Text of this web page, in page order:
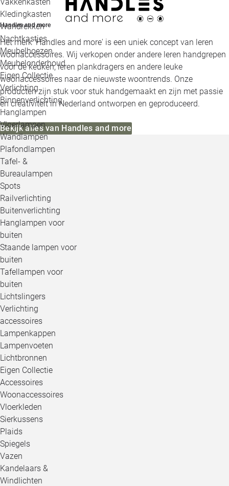
Kledingkasten
Wandrekken
Nachtkastjes
Meubelhoezen
Meubelonderhoud
Eigen Collectie
Verlichting
Binnenverlichting
Hanglampen
Vloerlampen
Wandlampen
Plafondlampen
Tafel- &
Bureaulampen
Spots
Railverlichting
Buitenverlichting
Hanglampen voor
buiten
Staande lampen voor
buiten
Tafellampen voor
buiten
Lichtslingers
Verlichting
accessoires
Lampenkappen
Lampenvoeten
Lichtbronnen
Eigen Collectie
Accessoires
Woonaccessoires
Vloerkleden
Sierkussens
Plaids
Spiegels
Vazen
Kandelaars &
Windlichten
Handles and more
Het merk 'Handles and more' is een uniek concept van leren
woonaccessoires. Wij verkopen onder andere leren handgrepen
voor de keuken, leren plankdragers en andere leuke
woonaccessoires naar de nieuwste woontrends. Onze
producten zijn stuk voor stuk handgemaakt en zijn met passie
en creativiteit in Nederland ontworpen en geproduceerd.
Bekijk alles van Handles and more